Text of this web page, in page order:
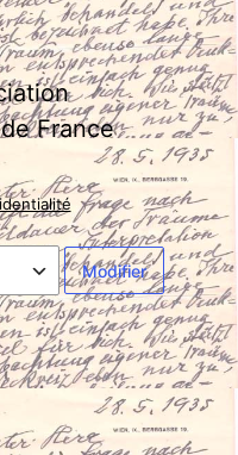
France